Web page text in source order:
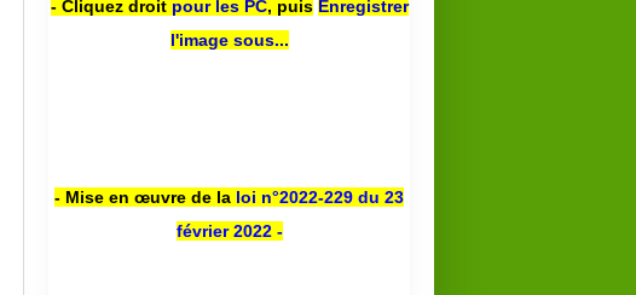
- Cliquez droit pour les PC, puis Enregistrer
l'image sous...
- Mise en œuvre de la loi n°2022-229 du 23
février 2022 -